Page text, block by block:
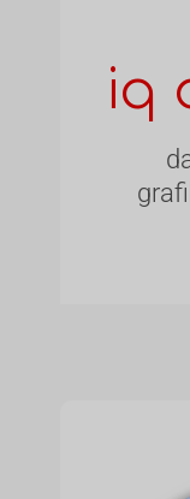
iq